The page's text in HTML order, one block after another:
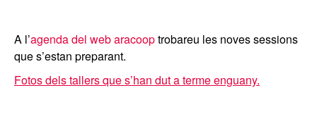
A l’agenda del web aracooptrobareu les noves sessions
que s’estan preparant.
Fotos dels tallers que s’han dut a terme enguany.